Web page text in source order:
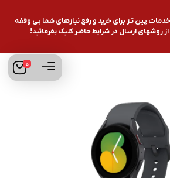
پین تـز برای خرید و رفع نیازهای شما بی وقفه
از روشهای ارسال در شرایط حاضر کلیک بفرمائید!
0